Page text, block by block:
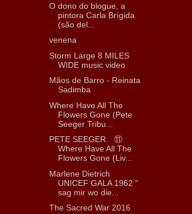
O dono do blogue, a
pintora Carla Brígida
(são del...
venena
Storm Large 8 MILES
WIDE music video
Mãos de Barro - Reinata
Sadimba
Where Have All The
Flowers Gone (Pete
Seeger Tribu...
PETE SEEGER ⑪
Where Have All The
Flowers Gone (Liv...
Marlene Dietrich
UNICEF GALA 1962 "
sag mir wo die...
The Sacred War 2016